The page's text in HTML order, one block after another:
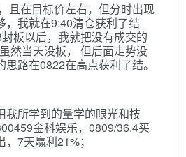
且在目标价左右，但分时出现
，我就在9:40清仓获利了结
板以后，我就把没有成交的
然当天没板， 但后面走势没
路在0822在高点获利了结。
我所学到的量学的眼光和技
金科娱乐，0809/36.4买
7天赢利21%；